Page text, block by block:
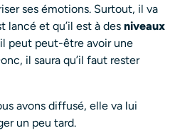
ses émotions. Surtout, il va
lancé et qu’il est à des niveaux
peut peut-être avoir une
il saura qu’il faut rester
avons diffusé, elle va lui
un peu tard.